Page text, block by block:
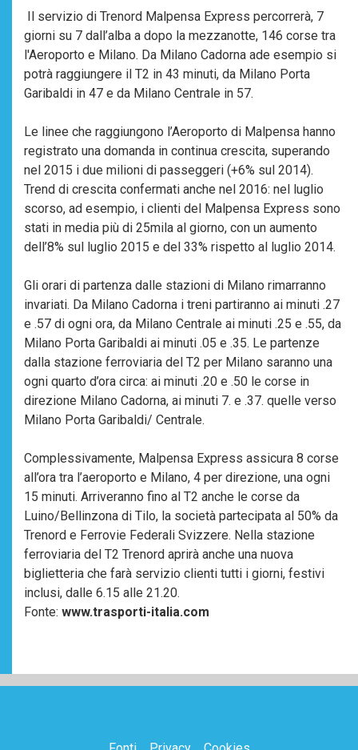
Il servizio di Trenord Malpensa Express percorrerà, 7
giorni su 7 dall’alba a dopo la mezzanotte, 146 corse tra
l'Aeroporto e Milano. Da Milano Cadorna ade esempio si
potrà raggiungere il T2 in 43 minuti, da Milano Porta
Garibaldi in 47 e da Milano Centrale in 57.
Le linee che raggiungono l’Aeroporto di Malpensa hanno
registrato una domanda in continua crescita, superando
nel 2015 i due milioni di passeggeri (+6% sul 2014).
Trend di crescita confermati anche nel 2016: nel luglio
scorso, ad esempio, i clienti del Malpensa Express sono
stati in media più di 25mila al giorno, con un aumento
dell’8% sul luglio 2015 e del 33% rispetto al luglio 2014.
Gli orari di partenza dalle stazioni di Milano rimarranno
invariati. Da Milano Cadorna i treni partiranno ai minuti .27
e .57 di ogni ora, da Milano Centrale ai minuti .25 e .55, da
Milano Porta Garibaldi ai minuti .05 e .35. Le partenze
dalla stazione ferroviaria del T2 per Milano saranno una
ogni quarto d’ora circa: ai minuti .20 e .50 le corse in
direzione Milano Cadorna, ai minuti 7. e .37. quelle verso
Milano Porta Garibaldi/ Centrale.
Complessivamente, Malpensa Express assicura 8 corse
all’ora tra l’aeroporto e Milano, 4 per direzione, una ogni
15 minuti. Arriveranno fino al T2 anche le corse da
Luino/Bellinzona di Tilo, la società partecipata al 50% da
Trenord e Ferrovie Federali Svizzere. Nella stazione
ferroviaria del T2 Trenord aprirà anche una nuova
biglietteria che farà servizio clienti tutti i giorni, festivi
inclusi, dalle 6.15 alle 21.20.
Fonte: www.trasporti-italia.com